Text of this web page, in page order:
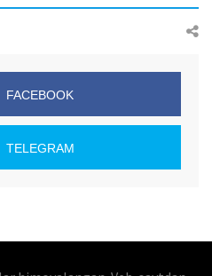
FACEBOOK
TELEGRAM